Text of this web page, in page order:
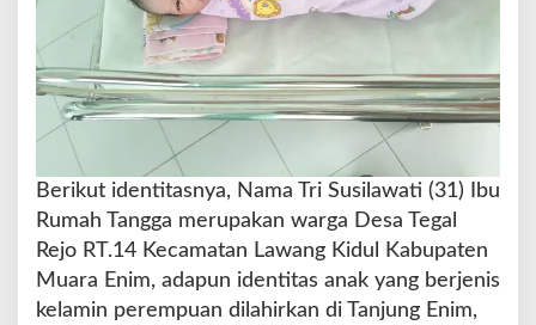
Y
a
n
g
M
a
r
k
Berikut identitasnya, Nama Tri Susilawati (31) Ibu
Rumah Tangga merupakan warga Desa Tegal
Rejo RT.14 Kecamatan Lawang Kidul Kabupaten
Muara Enim, adapun identitas anak yang berjenis
kelamin perempuan dilahirkan di Tanjung Enim,